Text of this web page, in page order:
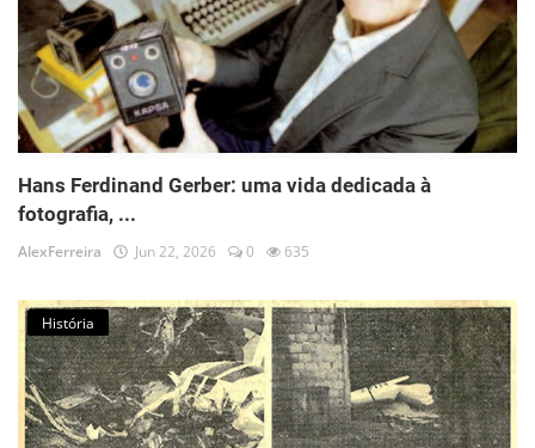
Hans Ferdinand Gerber: uma vida dedicada à
fotografia, ...
AlexFerreira Jun 22, 2026 0 635
História